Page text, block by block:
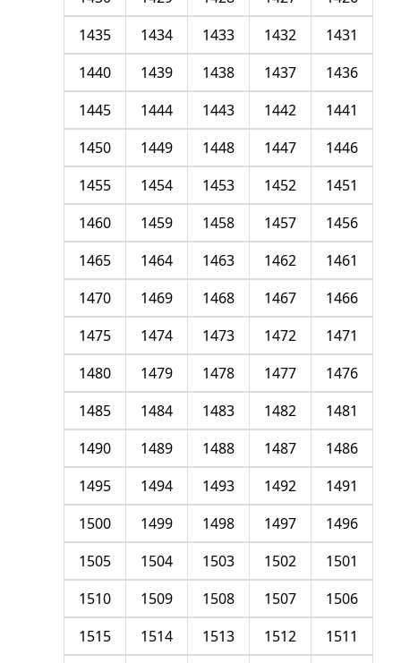
1431
1432
1433
1434
1435
1436
1437
1438
1439
1440
1441
1442
1443
1444
1445
1446
1447
1448
1449
1450
1451
1452
1453
1454
1455
1456
1457
1458
1459
1460
1461
1462
1463
1464
1465
1466
1467
1468
1469
1470
1471
1472
1473
1474
1475
1476
1477
1478
1479
1480
1481
1482
1483
1484
1485
1486
1487
1488
1489
1490
1491
1492
1493
1494
1495
1496
1497
1498
1499
1500
1501
1502
1503
1504
1505
1506
1507
1508
1509
1510
1511
1512
1513
1514
1515